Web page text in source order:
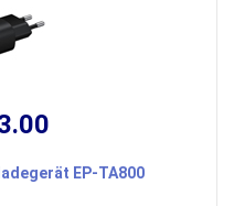
EP-TA800